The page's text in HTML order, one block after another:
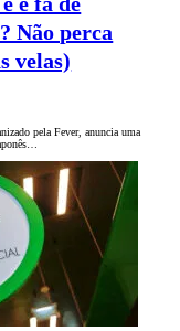
Não perca
velas)
pela Fever, anuncia uma